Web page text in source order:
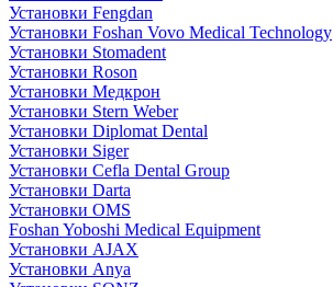
Установки Fengdan
Установки Foshan Vovo Medical Technology
Установки Stomadent
Установки Roson
Установки Медкрон
Установки Stern Weber
Установки Diplomat Dental
Установки Siger
Установки Cefla Dental Group
Установки Darta
Установки OMS
Foshan Yoboshi Medical Equipment
Установки AJAX
Установки Anya